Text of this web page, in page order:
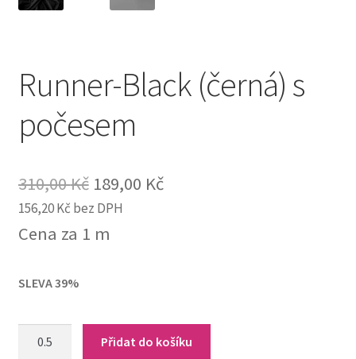
Runner-Black (černá) s
počesem
310,00Kč Original
price
was:
189,00 KčCurrent
156,20Kč bez DPH
Cena za 1 m
SLEVA 39%
Přidat do košíku